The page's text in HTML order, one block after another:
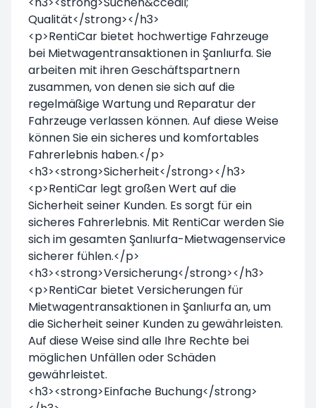
Qualität</strong></h3>
<p>RentiCar bietet hochwertige Fahrzeuge
bei Mietwagentransaktionen in Şanlıurfa. Sie
arbeiten mit ihren Geschäftspartnern
zusammen, von denen sie sich auf die
regelmäßige Wartung und Reparatur der
Fahrzeuge verlassen können. Auf diese Weise
können Sie ein sicheres und komfortables
Fahrerlebnis haben.</p>
<h3><strong>Sicherheit</strong></h3>
<p>RentiCar legt großen Wert auf die
Sicherheit seiner Kunden. Es sorgt für ein
sicheres Fahrerlebnis. Mit RentiCar werden Sie
sich im gesamten Şanlıurfa-Mietwagenservice
sicherer fühlen.</p>
<h3><strong>Versicherung</strong></h3>
<p>RentiCar bietet Versicherungen für
Mietwagentransaktionen in Şanlıurfa an, um
die Sicherheit seiner Kunden zu gewährleisten.
Auf diese Weise sind alle Ihre Rechte bei
möglichen Unfällen oder Schäden
gewährleistet.
<h3><strong>Einfache Buchung</strong>